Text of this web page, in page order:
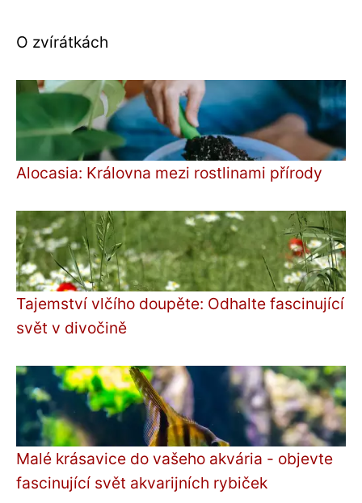
O zvírátkách
Alocasia: Královna mezi rostlinami přírody
Tajemství vlčího doupěte: Odhalte fascinující
svět v divočině
Malé krásavice do vašeho akvária - objevte
fascinující svět akvarijních rybiček